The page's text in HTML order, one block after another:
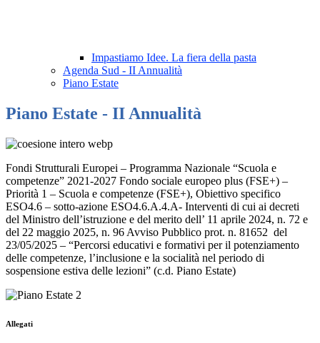
Impastiamo Idee. La fiera della pasta
Agenda Sud - II Annualità
Piano Estate
Piano Estate - II Annualità
Fondi Strutturali Europei – Programma Nazionale “Scuola e
competenze” 2021-2027 Fondo sociale europeo plus (FSE+) –
Priorità 1 – Scuola e competenze (FSE+), Obiettivo specifico
ESO4.6 – sotto-azione ESO4.6.A.4.A- Interventi di cui ai decreti
del Ministro dell’istruzione e del merito dell’ 11 aprile 2024, n. 72 e
del 22 maggio 2025, n. 96 Avviso Pubblico prot. n. 81652 del
23/05/2025 – “Percorsi educativi e formativi per il potenziamento
delle competenze, l’inclusione e la socialità nel periodo di
sospensione estiva delle lezioni” (c.d. Piano Estate)
Allegati